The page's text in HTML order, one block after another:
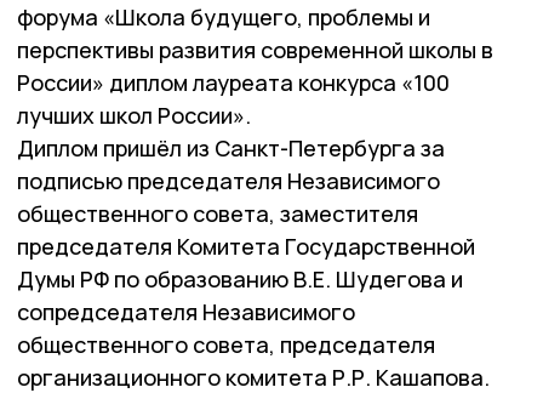
форума «Школа будущего, проблемы и
перспективы развития современной школы в
России» диплом лауреата конкурса «100
лучших школ России».
Диплом пришёл из Санкт-Петербурга за
подписью председателя Независимого
общественного совета, заместителя
председателя Комитета Государственной
Думы РФ по образованию В.Е. Шудегова и
сопредседателя Независимого
общественного совета, председателя
организационного комитета Р.Р. Кашапова.